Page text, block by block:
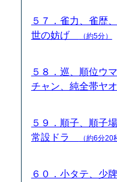
５７．雀力、雀歴
世の妨げ
（約5分）
５８．巡、順位ウ
チャン、純全帯ヤ
５９．順子、順子
常設ドラ
（約6分20
６０．小タテ、少